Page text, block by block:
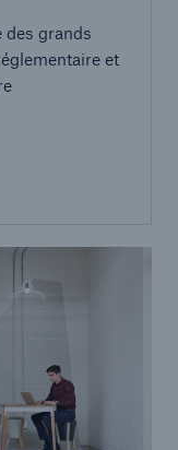
des grands
et